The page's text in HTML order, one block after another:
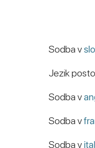
Sodba v
Jezik
Sodba v
Sodba v
Sodba v